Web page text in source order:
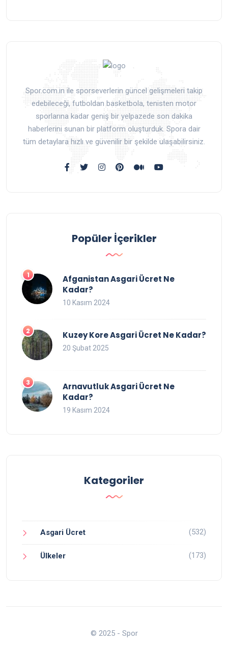
Spor.com.in ile sporseverlerin güncel gelişmeleri takip
edebileceği, futboldan basketbola, tenisten motor
sporlarına kadar geniş bir yelpazede son dakika
haberlerini sunan bir platform oluşturduk. Spora dair
tüm detaylara hızlı ve güvenilir bir şekilde ulaşabilirsiniz.
Popüler İçerikler
Afganistan Asgari Ücret Ne
Kadar?
10 Kasım 2024
Kuzey Kore Asgari Ücret Ne Kadar?
20 Şubat 2025
Arnavutluk Asgari Ücret Ne
Kadar?
19 Kasım 2024
Kategoriler
Asgari Ücret (532)
Ülkeler (173)
© 2025 - Spor